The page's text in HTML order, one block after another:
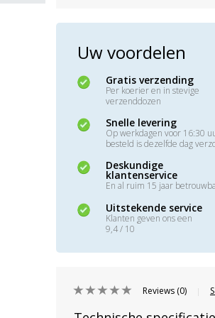
Uw voordelen
Gratis verzending
Per koerier en in stevige
verzenddozen
Snelle levering
Op werkdagen voor 16:30
besteld is dezelfde dag
Deskundige
klantenservice
En al ruim 15 jaar
Uitstekende service
Klanten geven ons een
9,4 / 10
Reviews (0)